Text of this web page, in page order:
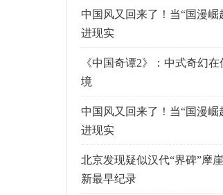
中国风又回来了！当“国漫崛
进现实
《中国奇谭2》：中式奇幻
境
中国风又回来了！当“国漫崛
进现实
北京发现疑似汉代“界碑”摩
新最早纪录